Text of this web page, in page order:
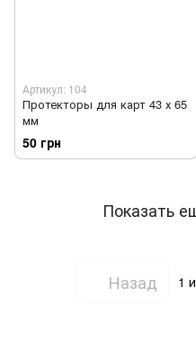
Артикул: 104
Протекторы для карт 43 х 65
мм
50 грн
Показать
Назад 1